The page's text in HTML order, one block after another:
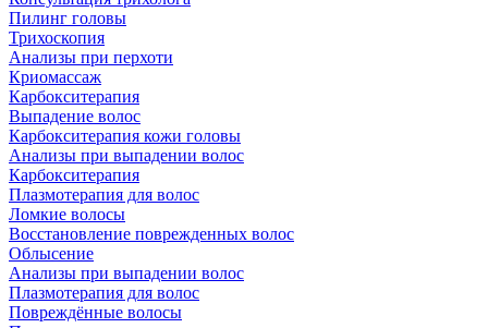
Пилинг головы
Трихоскопия
Анализы при перхоти
Криомассаж
Карбокситерапия
Выпадение волос
Карбокситерапия кожи головы
Анализы при выпадении волос
Карбокситерапия
Плазмотерапия для волос
Ломкие волосы
Восстановление поврежденных волос
Облысение
Анализы при выпадении волос
Плазмотерапия для волос
Повреждённые волосы